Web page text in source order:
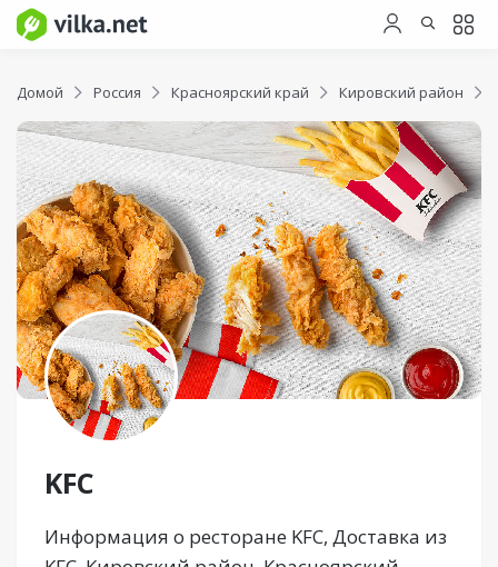
Домой Россия Красноярский край Кировский район
KFC
Информация о ресторане KFC, Доставка из